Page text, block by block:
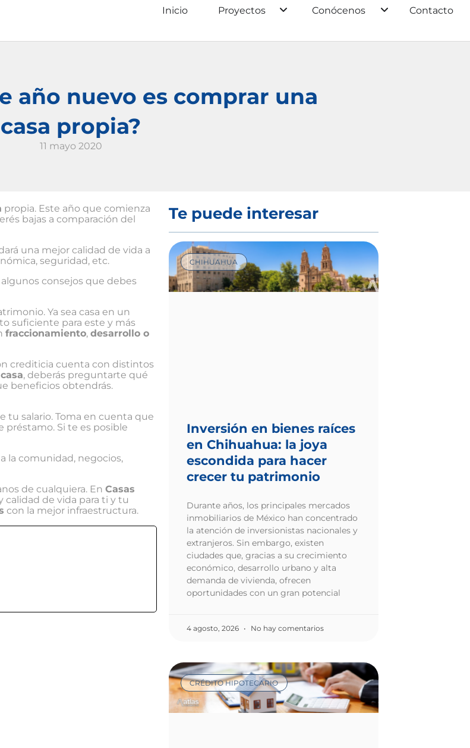
Inicio Proyectos Conócenos Contacto
año nuevo es comprar una
casa propia?
11 mayo 2020
propia. Este año que comienza
bajas a comparación del
una mejor calidad de vida a
seguridad, etc.
consejos que debes
Ya sea casa en un
suficiente para este y más
fraccionamiento, desarrollo o
crediticia cuenta con distintos
casa, deberás preguntarte qué
beneficios obtendrás.
tu salario. Toma en cuenta que
préstamo. Si te es posible
la comunidad, negocios,
de cualquiera. En Casas
de vida para ti y tu
con la mejor infraestructura.
Te puede interesar
CHIHUAHUA
Inversión en bienes raíces
en Chihuahua: la joya
escondida para hacer
crecer tu patrimonio
Durante años, los principales mercados
inmobiliarios de México han concentrado
la atención de inversionistas nacionales y
extranjeros. Sin embargo, existen
ciudades que, gracias a su crecimiento
económico, desarrollo urbano y alta
demanda de vivienda, ofrecen
oportunidades con un gran potencial
4 agosto, 2026 No hay comentarios
CRÉDITO HIPOTECARIO